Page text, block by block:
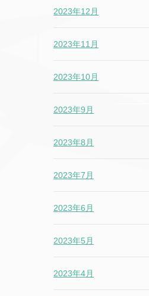
2023年12月
2023年11月
2023年10月
2023年9月
2023年8月
2023年7月
2023年6月
2023年5月
2023年4月